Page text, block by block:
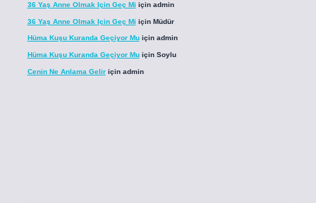
36 Yaş Anne Olmak Için Geç Mi için admin
36 Yaş Anne Olmak Için Geç Mi için Müdür
Hüma Kuşu Kuranda Geçiyor Muiçin admin
Hüma Kuşu Kuranda Geçiyor Muiçin Soylu
Cenin Ne Anlama Geliriçin admin